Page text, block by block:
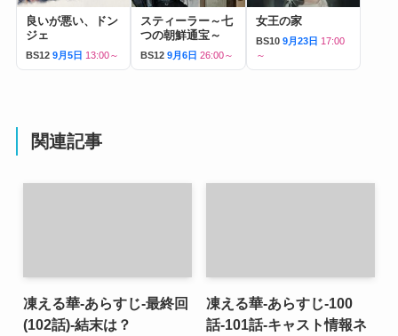
良いが悪い、ドン
ジェ
BS12 9月5日 13:00～
スティーラー～七
つの朝鮮通宝～
BS12 9月6日 26:00～
女王の家
BS10 9月23日 17:00
～
関連記事
凍える華-あらすじ-最終回
(102話)-結末は？
凍える華-あらすじ-100
話-101話-キャスト情報ネ